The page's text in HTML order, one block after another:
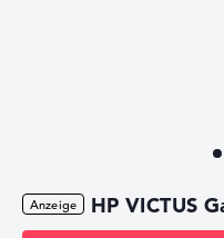
HP VICTUS